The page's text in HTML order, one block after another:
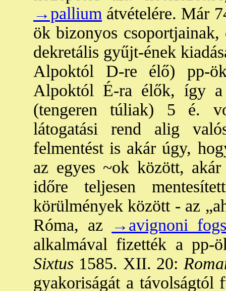
→pallium átvételére. Már
ök bizonyos
dekretális gyűjt-ének
Alpoktól D-re élő) pp-
Alpoktól É-ra élők, így
(tengeren túliak) 5 é.
látogatási rend alig
felmentést is akár úgy,
az egyes ~ok között,
időre teljesen
körülmények között - az
Róma, az
→avignoni
alkalmával fizették a pp-
Sixtus 1585. XII. 20:
gyakoriságát a távolságtól